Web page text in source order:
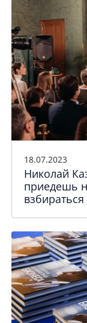
18.07.2023
Николай
приедешь